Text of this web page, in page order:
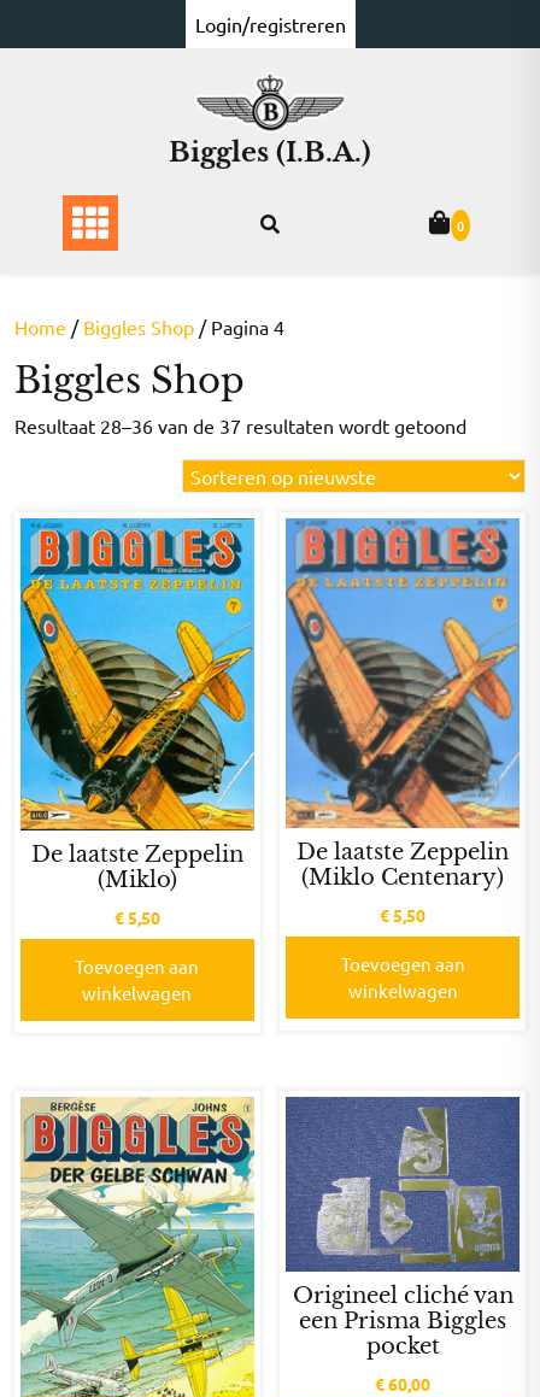
naar
Login/registreren
Biggles (I.B.A.)
0
Home / Biggles Shop / Pagina 4
Biggles Shop
Resultaat 28–36 van de 37 resultaten wordt getoond
op
De laatste Zeppelin
(Miklo)
€5,50
Toevoegen aan
winkelwagen
De laatste Zeppelin
(Miklo Centenary)
€5,50
Toevoegen aan
winkelwagen
Origineel cliché van
een Prisma Biggles
pocket
€60,00